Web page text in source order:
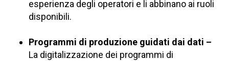
esperienza degli operatori e li abbinano ai ruoli
disponibili.
Programmi di produzione guidati dai dati –
La digitalizzazione dei programmi di